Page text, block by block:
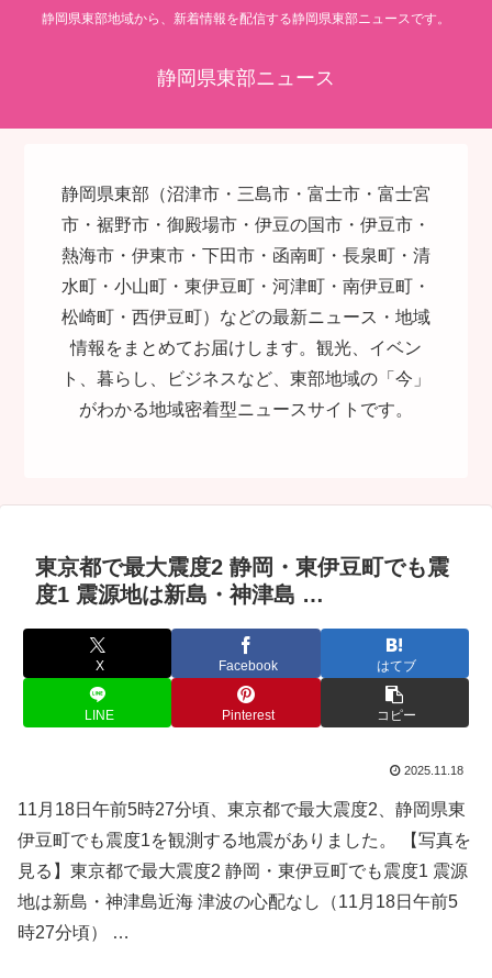
静岡県東部地域から、新着情報を配信する静岡県東部ニュースです。
静岡県東部ニュース
静岡県東部（沼津市・三島市・富士市・富士宮
市・裾野市・御殿場市・伊豆の国市・伊豆市・
熱海市・伊東市・下田市・函南町・長泉町・清
水町・小山町・東伊豆町・河津町・南伊豆町・
松崎町・西伊豆町）などの最新ニュース・地域
情報をまとめてお届けします。観光、イベン
ト、暮らし、ビジネスなど、東部地域の「今」
がわかる地域密着型ニュースサイトです。
東京都で最大震度2 静岡・東伊豆町でも震
度1 震源地は新島・神津島 …
X Facebook はてブ
LINE Pinterest コピー
2025.11.18
11月18日午前5時27分頃、東京都で最大震度2、静岡県東
伊豆町でも震度1を観測する地震がありました。 【写真を
見る】東京都で最大震度2 静岡・東伊豆町でも震度1 震源
地は新島・神津島近海 津波の心配なし（11月18日午前5
時27分頃） …